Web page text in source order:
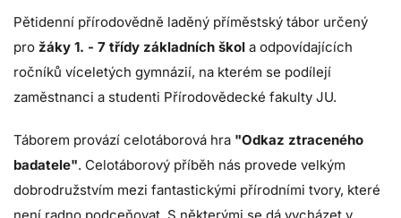
Pětidenní přírodovědně laděný příměstský tábor určený
pro žáky 1. - 7 třídy základních škol a odpovídajících
ročníků víceletých gymnázií, na kterém se podílejí
zaměstnanci a studenti Přírodovědecké fakulty JU.
Táborem provází celotáborová hra "Odkaz ztraceného
badatele". Celotáborový příběh nás provede velkým
dobrodružstvím mezi fantastickými přírodními tvory, které